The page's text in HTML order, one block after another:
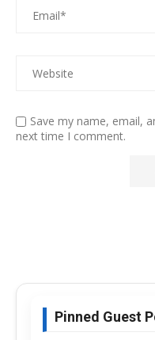
Save my name, email,
next time I comment.
Pinned Guest